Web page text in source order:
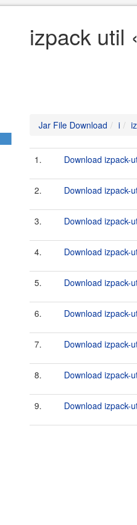
izpack util
Jar File Download i
1. Download izpack-
2. Download izpack-
3. Download izpack-
4. Download izpack-
5. Download izpack-
6. Download izpack-
7. Download izpack-
8. Download izpack-
9. Download izpack-